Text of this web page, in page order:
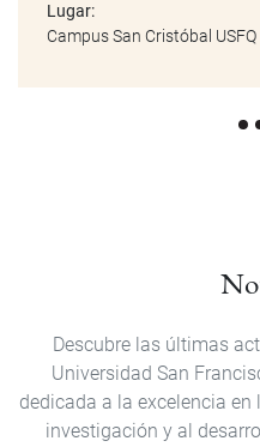
Lugar:
Campus San Cristóbal USFQ
Descubre las últimas
Universidad San
dedicada a la excelencia en
investigación y al